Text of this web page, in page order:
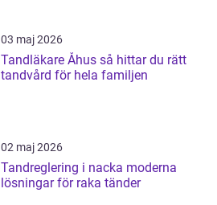
03 maj 2026
Tandläkare Åhus så hittar du rätt
tandvård för hela familjen
02 maj 2026
Tandreglering i nacka moderna
lösningar för raka tänder